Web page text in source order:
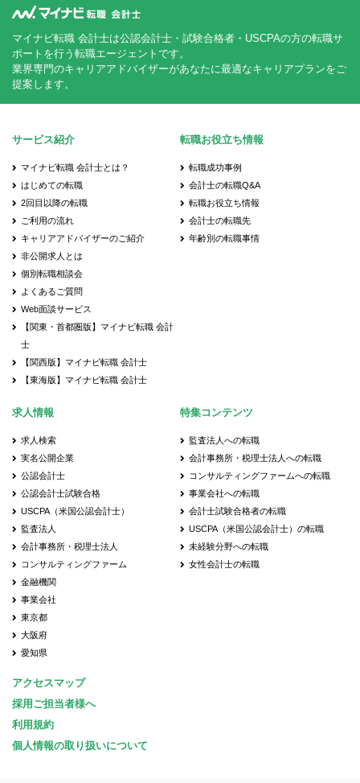
マイナビ転職 会計士は公認会計士・試験合格者・USCPAの方の転職サ
ポートを行う転職エージェントです。
業界専門のキャリアアドバイザーがあなたに最適なキャリアプランをご
提案します。
サービス紹介
マイナビ転職 会計士とは？
はじめての転職
2回目以降の転職
ご利用の流れ
キャリアアドバイザーのご紹介
非公開求人とは
個別転職相談会
よくあるご質問
Web面談サービス
【関東・首都圏版】マイナビ転職 会計
士
【関西版】マイナビ転職 会計士
【東海版】マイナビ転職 会計士
転職お役立ち情報
転職成功事例
会計士の転職Q&A
転職お役立ち情報
会計士の転職先
年齢別の転職事情
求人情報
求人検索
実名公開企業
公認会計士
公認会計士試験合格
USCPA（米国公認会計士）
監査法人
会計事務所・税理士法人
コンサルティングファーム
金融機関
事業会社
東京都
大阪府
愛知県
特集コンテンツ
監査法人への転職
会計事務所・税理士法人への転職
コンサルティングファームへの転職
事業会社への転職
会計士試験合格者の転職
USCPA（米国公認会計士）の転職
未経験分野への転職
女性会計士の転職
アクセスマップ
採用ご担当者様へ
利用規約
個人情報の取り扱いについて